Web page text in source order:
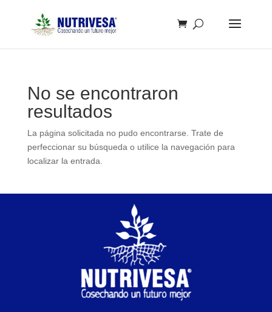
No se encontraron
resultados
La página solicitada no pudo encontrarse. Trate de
perfeccionar su búsqueda o utilice la navegación para
localizar la entrada.